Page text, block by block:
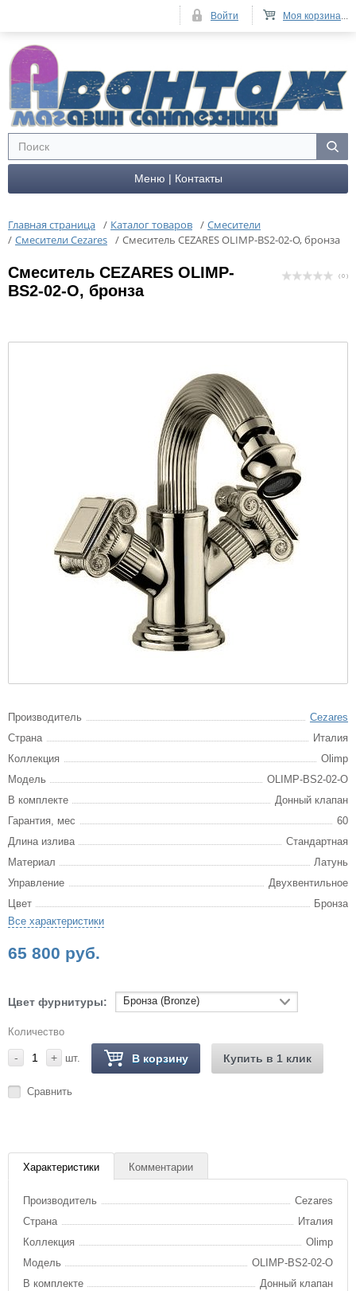
Меню | Контакты
Главная страница / Каталог товаров / Смесители
/ Смесители Cezares / Смеситель CEZARES OLIMP-BS2-02-O, бронза
Смеситель CEZARES OLIMP-
BS2-02-O, бронза
( 0 )
Производитель
Cezares
Страна
Италия
Коллекция
Olimp
Модель
OLIMP-BS2-02-O
В комплекте
Донный клапан
Гарантия, мес
60
Длина излива
Стандартная
Материал
Латунь
Управление
Двухвентильное
Цвет
Бронза
Все характеристики
65 800 руб.
Цвет фурнитуры: Бронза (Bronze)
Количество
- + шт. В корзину Купить в 1 клик
Сравнить
Характеристики Комментарии
Производитель
Cezares
Страна
Италия
Коллекция
Olimp
Модель
OLIMP-BS2-02-O
В комплекте
Донный клапан
Моя корзина...
Войти